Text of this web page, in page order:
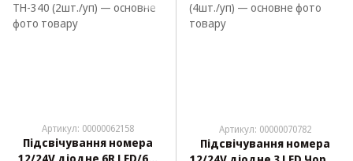
Артикул: 00000062158
Підсвічування номера
Артикул: 00000070782
Підсвічування номера